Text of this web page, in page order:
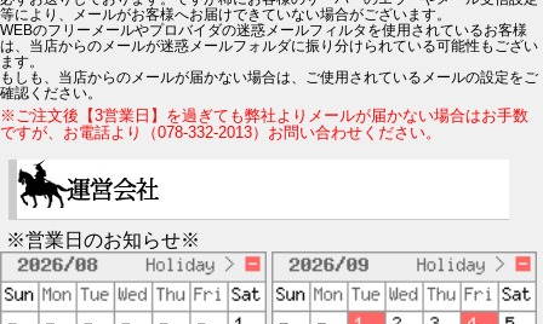
等により、メールがお客様へお届けできていない場合がございます。
WEBのフリーメールやプロバイダの迷惑メールフィルタを使用されているお客様
は、当店からのメールが迷惑メールフォルダに振り分けられている可能性もござい
ます。
もしも、当店からのメールが届かない場合は、ご使用されているメールの設定をご
確認ください。
※ご注文後【3営業日】を過ぎても弊社よりメールが届かない場合はお手数
ですが、お電話より（078-332-2013）お問い合わせください。
※営業日のお知らせ※